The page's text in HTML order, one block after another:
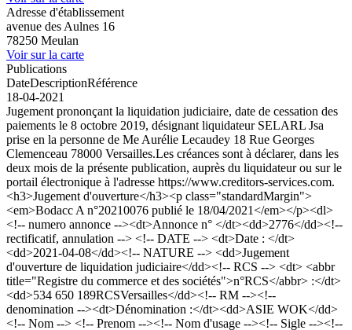
Adresse d'établissement
avenue des Aulnes 16
78250 Meulan
Voir sur la carte
Publications
DateDescriptionRéférence
18-04-2021
Jugement prononçant la liquidation judiciaire, date de cessation des
paiements le 8 octobre 2019, désignant liquidateur SELARL Jsa
prise en la personne de Me Aurélie Lecaudey 18 Rue Georges
Clemenceau 78000 Versailles.Les créances sont à déclarer, dans les
deux mois de la présente publication, auprès du liquidateur ou sur le
portail électronique à l'adresse https://www.creditors-services.com.
<h3>Jugement d'ouverture</h3><p class="standardMargin">
<em>Bodacc A n°20210076 publié le 18/04/2021</em></p><dl>
<!-- numero annonce --><dt>Annonce n° </dt><dd>2776</dd><!--
rectificatif, annulation --> <!-- DATE --> <dt>Date : </dt>
<dd>2021-04-08</dd><!-- NATURE --> <dd>Jugement
d'ouverture de liquidation judiciaire</dd><!-- RCS --> <dt> <abbr
title="Registre du commerce et des sociétés">n°RCS</abbr> :</dt>
<dd>534 650 189RCSVersailles</dd><!-- RM --><!--
denomination --><dt>Dénomination :</dt><dd>ASIE WOK</dd>
<!-- Nom --> <!-- Prenom --><!-- Nom d'usage --><!-- Sigle --><!--